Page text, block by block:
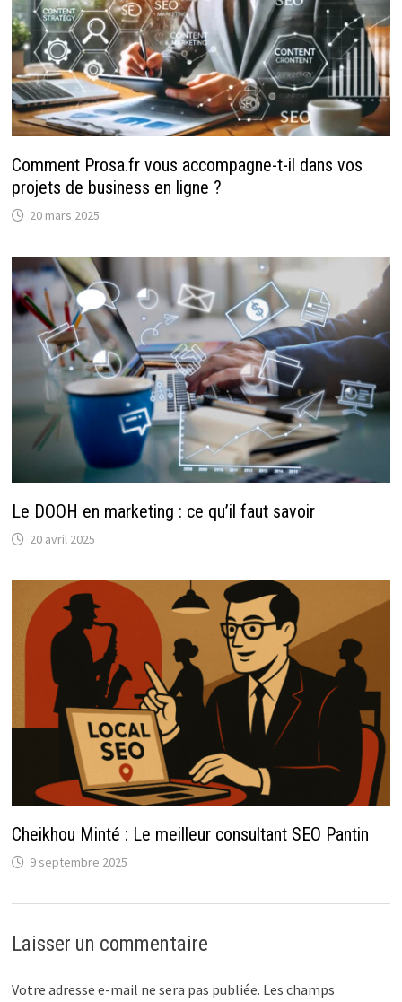
Comment Prosa.fr vous accompagne-t-il dans vos
projets de business en ligne ?
20 mars 2025
Le DOOH en marketing : ce qu’il faut savoir
20 avril 2025
Cheikhou Minté : Le meilleur consultant SEO Pantin
9 septembre 2025
Laisser un commentaire
Votre adresse e-mail ne sera pas publiée. Les champs